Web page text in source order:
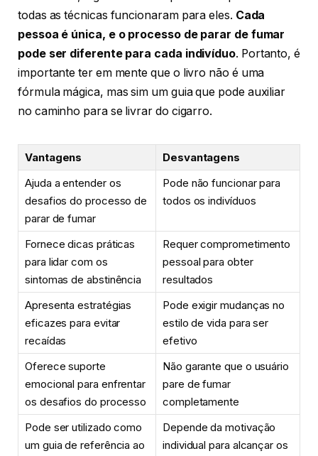
todas as técnicas funcionaram para eles. Cada
pessoa é única, e o processo de parar de fumar
pode ser diferente para cada indivíduo. Portanto, é
importante ter em mente que o livro não é uma
fórmula mágica, mas sim um guia que pode auxiliar
no caminho para se livrar do cigarro.
Vantagens
Desvantagens
Ajuda a entender os
desafios do processo de
parar de fumar
Pode não funcionar para
todos os indivíduos
Fornece dicas práticas
para lidar com os
sintomas de abstinência
Requer comprometimento
pessoal para obter
resultados
Apresenta estratégias
eficazes para evitar
recaídas
Pode exigir mudanças no
estilo de vida para ser
efetivo
Oferece suporte
emocional para enfrentar
os desafios do processo
Não garante que o usuário
pare de fumar
completamente
Pode ser utilizado como
um guia de referência ao
Depende da motivação
individual para alcançar os